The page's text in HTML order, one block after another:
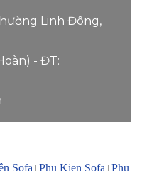
Linh Đông,
- ĐT:
Sofa | Phu Kien Sofa | Phu